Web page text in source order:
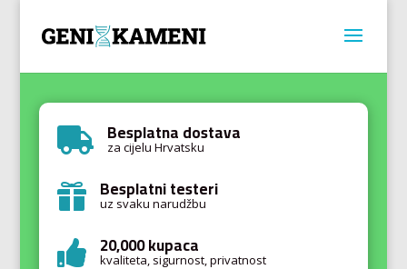
 Besplatna dostava
za cijelu Hrvatsku
 Besplatni testeri
uz svaku narudžbu
 20,000 kupaca
kvaliteta, sigurnost, privatnost